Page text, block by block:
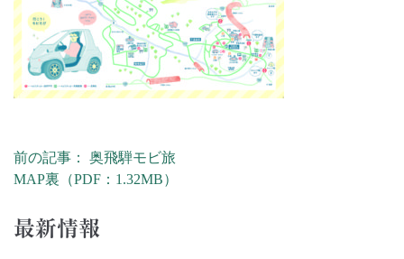
投稿ナビゲーション
前の記事： 奥飛騨モビ旅
MAP裏（PDF：1.32MB）
最新情報